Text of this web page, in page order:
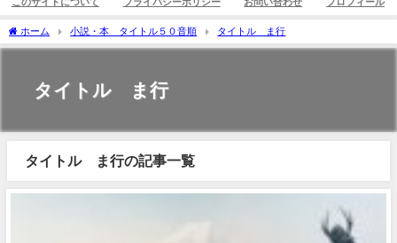
ホーム 小説・本 タイトル５０音順 タイトル ま行
タイトル ま行
タイトル ま行の記事一覧